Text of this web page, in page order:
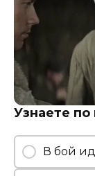
Узнаете
В бой